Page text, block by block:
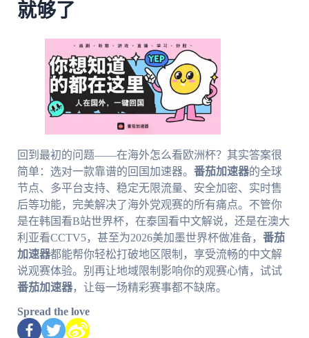
就够了
回到最初的问题——在海外怎么看欧洲杯？其实答案很
简单：选对一款靠谱的回国加速器。 番茄加速器的全球
节点、多平台支持、稳定无限流量、安全加密、实时售
后等功能，完美解决了海外党观赛的所有痛点。不管你
是在韩国看B站世界杯，在泰国看中文解说，还是在澳大
利亚看CCTV5，甚至为2026美加墨世界杯做准备， 番茄
加速器都能帮你轻松打破地区限制，享受流畅的中文解
说观赛体验。别再让地域限制影响你的观赛心情，试试
番茄加速器，让每一场精彩赛事都不缺席。
Spread the love